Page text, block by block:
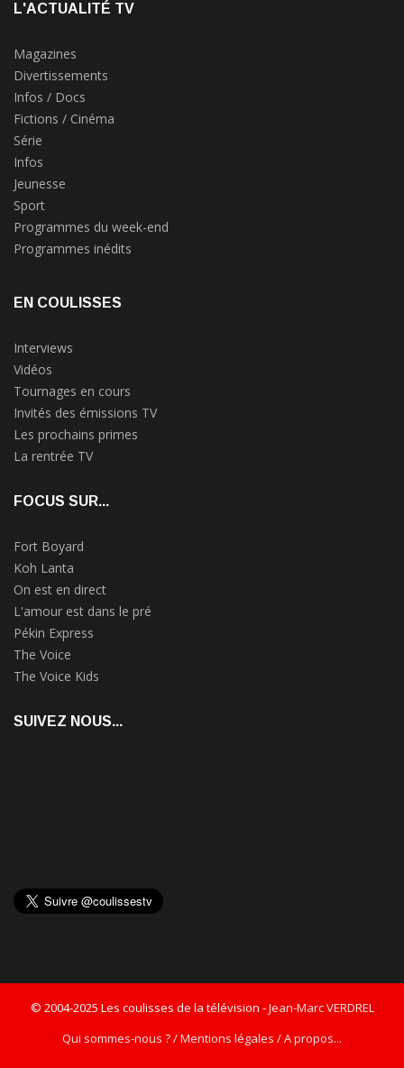
L'ACTUALITÉ TV
Magazines
Divertissements
Infos / Docs
Fictions / Cinéma
Série
Infos
Jeunesse
Sport
Programmes du week-end
Programmes inédits
EN COULISSES
Interviews
Vidéos
Tournages en cours
Invités des émissions TV
Les prochains primes
La rentrée TV
FOCUS SUR...
Fort Boyard
Koh Lanta
On est en direct
L'amour est dans le pré
Pékin Express
The Voice
The Voice Kids
SUIVEZ NOUS...
© 2004-2025 Les coulisses de la télévision -Jean-Marc VERDREL
Qui sommes-nous ? / Mentions légales / A propos...